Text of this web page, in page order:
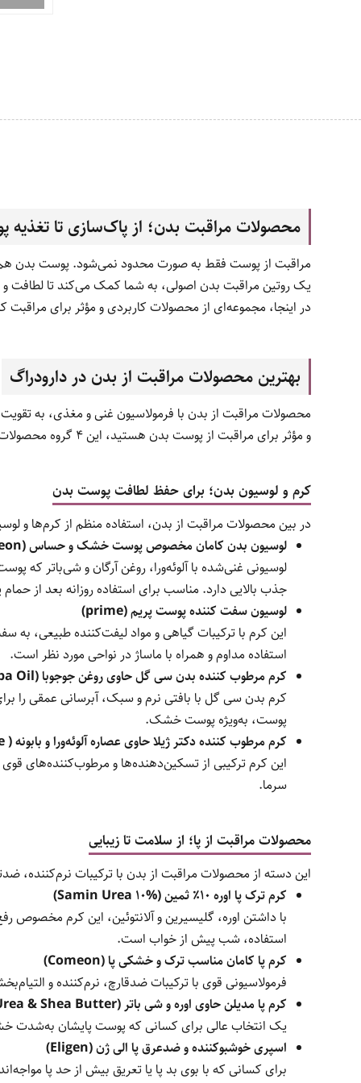
محصولات مراقبت بدن؛ از پاک‌سازی تا تغذیه
مراقبت از پوست فقط به صورت محدود نمی‌شود. پوست بدن هم
یک روتین مراقبت بدن اصولی، به شما کمک می‌کند تا لطافت
در اینجا، مجموعه‌ای از محصولات کاربردی و مؤثر برای
بهترین محصولات مراقبت از بدن در دارودراگ
محصولات مراقبت از بدن با فرمولاسیون غنی و مغذی، به
و مؤثر برای مراقبت از پوست بدن هستید، این ۴ گروه محصولات ویژه را از دست ندهید.
کرم و لوسیون بدن؛ برای حفظ لطافت پوست بدن
در بین محصولات مراقبت از بدن، استفاده منظم از کرم‌ها و
لوسیون بدن کامان مخصوص پوست خشک و حساس (Comeon)
لوسیونی غنی‌شده با آلوئه‌ورا، روغن آرگان و شی‌باتر
جذب بالایی دارد. مناسب برای استفاده روزانه بعد از
لوسیون سفت کننده پوست پریم (prime)
این کرم با ترکیبات گیاهی و مواد لیفت‌کننده
استفاده مداوم و همراه با ماساژ در نواحی مورد نظر است.
کرم مرطوب کننده بدن سی گل حاوی روغن جوجوبا (Seagull with Jojoba Oil)
کرم بدن سی گل با بافتی نرم و سبک، آبرسانی عمقی را
پوست، به‌ویژه پوست خشک.
کرم مرطوب کننده دکتر ژیلا حاوی عصاره آلوئه‌ورا و بابونه ( Jila with Aloe Vera & Chamomile)
این کرم ترکیبی از تسکین‌دهنده‌ها و
سرما.
محصولات مراقبت از پا؛ از سلامت تا زیبایی
این دسته از محصولات مراقبت از بدن با ترکیبات نرم‌کننده،
کرم ترک پا اوره ۱۰٪ ثمین (Samin Urea 10%)
با داشتن اوره، گلیسیرین و آلانتوئین، این کرم
استفاده، شب پیش از خواب است.
کرم پا کامان مناسب ترک و خشکی پا (Comeon)
فرمولاسیونی قوی با ترکیبات ضدقارچ، نرم‌کننده و
کرم پا مدیلن حاوی اوره و شی باتر (Medilann with Urea & Shea Butter)
یک انتخاب عالی برای کسانی که پوست پایشان به‌شدت
اسپری خوشبوکننده و ضدعرق پا الی ژن (Eligen)
برای کسانی که با بوی بد پا یا تعریق بیش از حد پا